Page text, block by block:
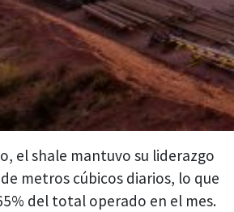
el shale mantuvo su liderazgo
metros cúbicos diarios, lo que
del total operado en el mes.